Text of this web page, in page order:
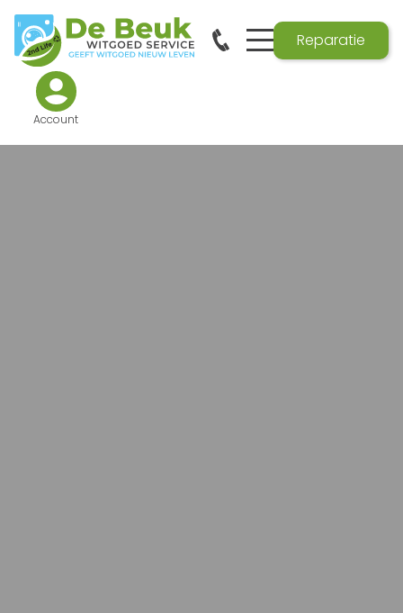
Reparatie
Account